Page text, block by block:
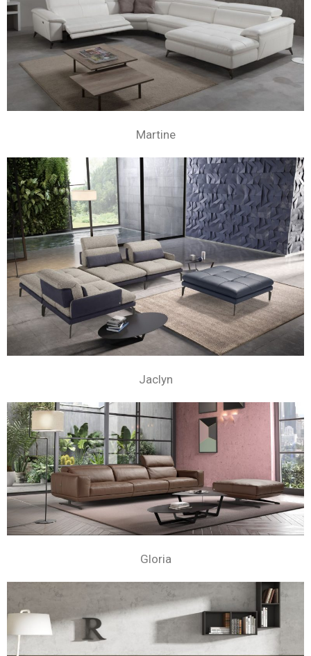
Martine
Jaclyn
Gloria